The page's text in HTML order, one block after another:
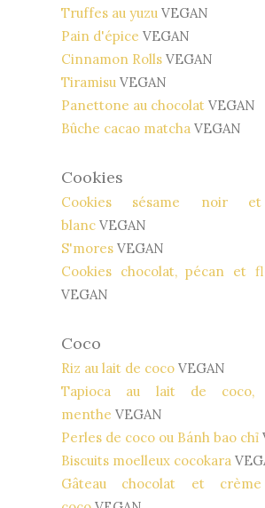
Truffes au yuzu VEGAN
Pain d'épice VEGAN
Cinnamon Rolls VEGAN
Tiramisu VEGAN
Panettone au chocolat VEGAN
Bûche cacao matcha VEGAN
Cookies
Cookies sésame noir et
blanc VEGAN
S'mores VEGAN
Cookies chocolat, pécan et
VEGAN
Coco
Riz au lait de coco VEGAN
Tapioca au lait de
menthe VEGAN
Perles de coco ou Bánh bao chỉ
Biscuits moelleux cocokara
Gâteau chocolat et